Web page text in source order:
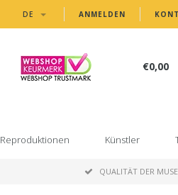
ANMELDEN
DE
€0,00
Reproduktionen Künstler
QUALITÄT DER